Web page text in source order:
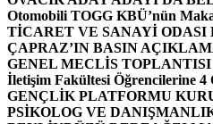
Otomobili TOGG KBÜ’nün
TİCARET VE SANAYİ ODASI
ÇAPRAZ’IN BASIN
GENEL MECLİS
İletişim Fakültesi Öğrencilerine 4
GENÇLİK PLATFORMU
PSİKOLOG VE